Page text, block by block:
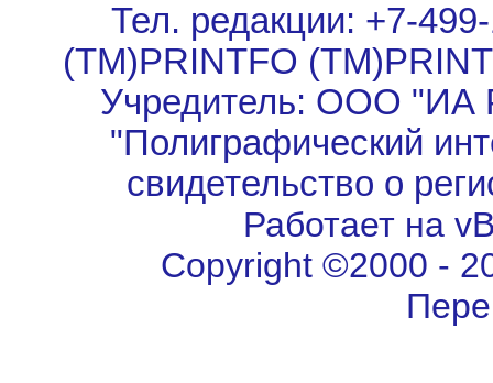
Тел. редакции: +7-
(TM)PRINTFO
Учредитель: ООО "ИА
"Полиграфический
свидетельство о
Работает на
Copyright ©2000 -